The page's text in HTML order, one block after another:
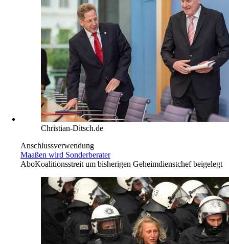
Christian-Ditsch.de
Anschlussverwendung
Maaßen wird Sonderberater
AboKoalitionsstreit um bisherigen Geheimdienstchef beigelegt